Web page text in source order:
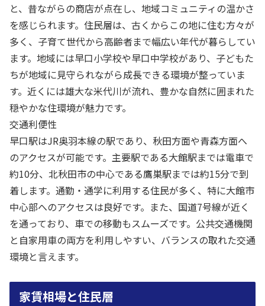
と、昔ながらの商店が点在し、地域コミュニティの温かさ
を感じられます。住民層は、古くからこの地に住む方々が
多く、子育て世代から高齢者まで幅広い年代が暮らしてい
ます。地域には早口小学校や早口中学校があり、子どもた
ちが地域に見守られながら成長できる環境が整っていま
す。近くには雄大な米代川が流れ、豊かな自然に囲まれた
穏やかな住環境が魅力です。
交通利便性
早口駅はJR奥羽本線の駅であり、秋田方面や青森方面へ
のアクセスが可能です。主要駅である大館駅までは電車で
約10分、北秋田市の中心である鷹巣駅までは約15分で到
着します。通勤・通学に利用する住民が多く、特に大館市
中心部へのアクセスは良好です。また、国道7号線が近く
を通っており、車での移動もスムーズです。公共交通機関
と自家用車の両方を利用しやすい、バランスの取れた交通
環境と言えます。
家賃相場と住民層